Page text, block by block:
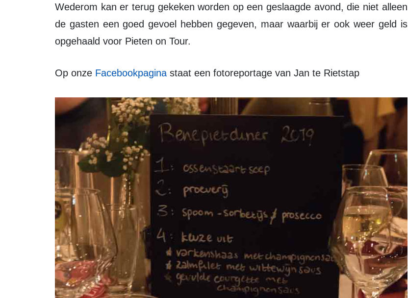
Wederom kan er terug gekeken worden op een geslaagde avond, die niet alleen
de gasten een goed gevoel hebben gegeven, maar waarbij er ook weer geld is
opgehaald voor Pieten on Tour.
Op onze Facebookpagina staat een fotoreportage van Jan te Rietstap